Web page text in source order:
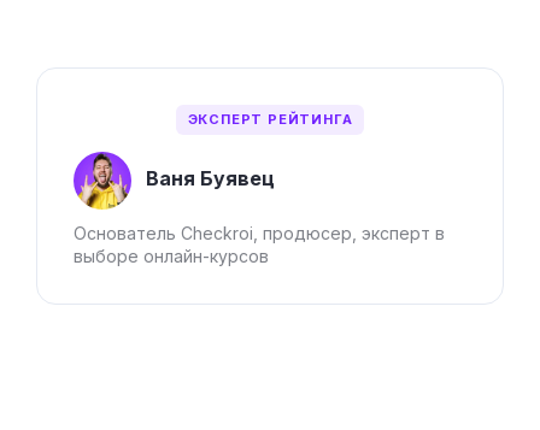
ЭКСПЕРТ РЕЙТИНГА
Ваня Буявец
Основатель Checkroi, продюсер, эксперт в
выборе онлайн-курсов